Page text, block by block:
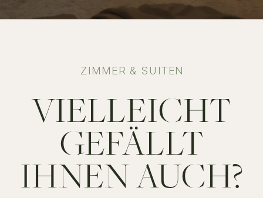
VIELLEICHT
GEFÄLLT
IHNEN AUCH?
ZIMMER & SUITEN